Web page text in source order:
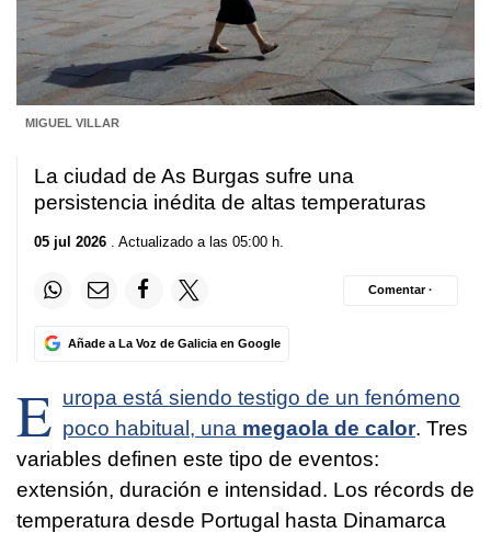
MIGUEL VILLAR
La ciudad de As Burgas sufre una
persistencia inédita de altas temperaturas
05 jul 2026 . Actualizado a las 05:00 h.
Añade a La Voz de Galicia en Google
Comentar ·
E uropa está siendo testigo de un fenómeno
poco habitual, una megaola de calor. Tres
variables definen este tipo de eventos:
extensión, duración e intensidad. Los récords de
temperatura desde Portugal hasta Dinamarca